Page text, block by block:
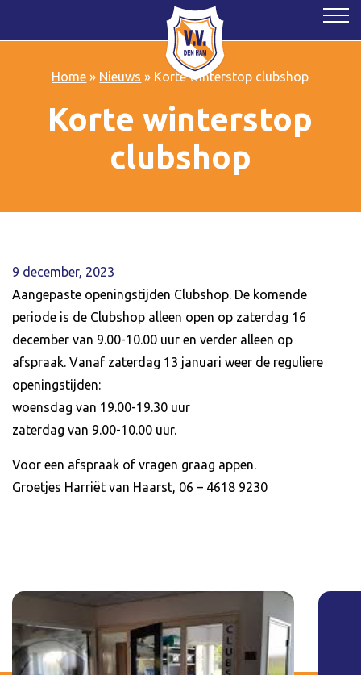
Home » Nieuws » Korte winterstop clubshop
Korte winterstop
clubshop
9 december, 2023
Aangepaste openingstijden Clubshop. De komende
periode is de Clubshop alleen open op zaterdag 16
december van 9.00-10.00 uur en verder alleen op
afspraak. Vanaf zaterdag 13 januari weer de reguliere
openingstijden:
woensdag van 19.00-19.30 uur
zaterdag van 9.00-10.00 uur.
Voor een afspraak of vragen graag appen.
Groetjes Harriët van Haarst, 06 – 4618 9230